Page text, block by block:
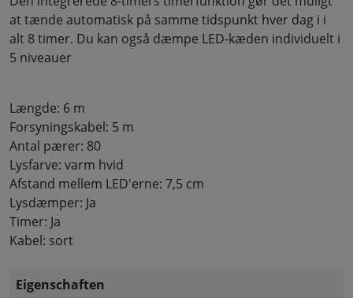
at tænde automatisk på samme tidspunkt hver dag i i
alt 8 timer. Du kan også dæmpe LED-kæden individuelt i
5 niveauer
Længde: 6 m
Forsyningskabel: 5 m
Antal pærer: 80
Lysfarve: varm hvid
Afstand mellem LED'erne: 7,5 cm
Lysdæmper: Ja
Timer: Ja
Kabel: sort
Eigenschaften